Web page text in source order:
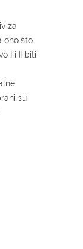
za
ono što
I i II biti
su